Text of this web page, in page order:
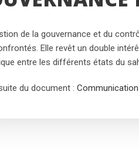
de la gouvernance et du
Elle revêt un double
entre les différents états du
du document :